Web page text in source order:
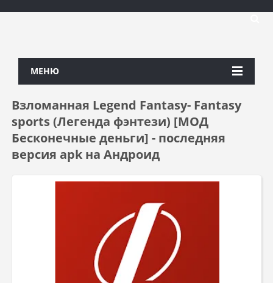
МЕНЮ
Взломанная Legend Fantasy- Fantasy
sports (Легенда фэнтези) [МОД
Бесконечные деньги] - последняя
версия apk на Андроид